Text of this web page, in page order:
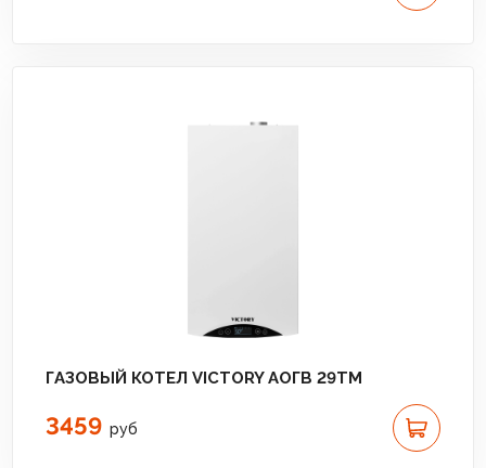
ГАЗОВЫЙ КОТЕЛ VICTORY АОГВ 29TM
3459 руб